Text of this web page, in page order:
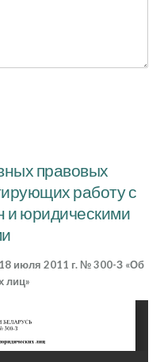
правовых
работу с
и юридическими
июля 2011 г. № 300-З «Об
лиц»